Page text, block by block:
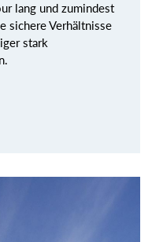
lang und zumindest
sichere Verhältnisse
stark